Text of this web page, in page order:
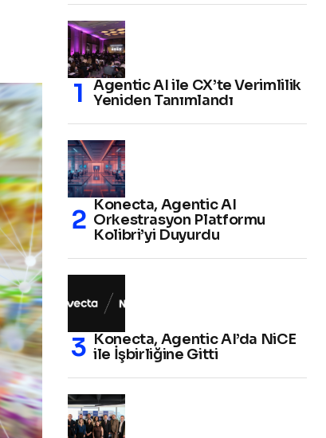
Agentic AI ile CX’te Verimlilik
Yeniden Tanımlandı
Konecta, Agentic AI
Orkestrasyon Platformu
Kolibri’yi Duyurdu
Konecta, Agentic AI’da NiCE
ile İşbirliğine Gitti